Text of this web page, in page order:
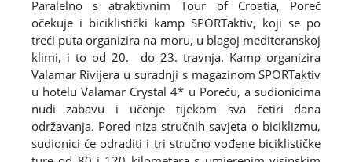
Paralelno s atraktivnim Tour of Croatia, Poreč
očekuje i biciklistički kamp SPORTaktiv, koji se po
treći puta organizira na moru, u blagoj mediteranskoj
klimi, i to od 20. do 23. travnja. Kamp organizira
Valamar Rivijera u suradnji s magazinom SPORTaktiv
u hotelu Valamar Crystal 4* u Poreču, a sudionicima
nudi zabavu i učenje tijekom sva četiri dana
održavanja. Pored niza stručnih savjeta o biciklizmu,
sudionici će odraditi i tri stručno vođene biciklističke